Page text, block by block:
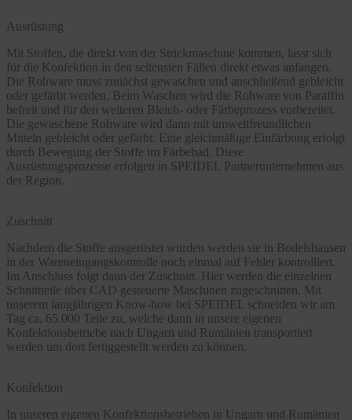
Ausrüstung
Mit Stoffen, die direkt von der Strickmaschine kommen, lässt sich
für die Konfektion in den seltensten Fällen direkt etwas anfangen.
Die Rohware muss zunächst gewaschen und anschließend gebleicht
oder gefärbt werden. Beim Waschen wird die Rohware von Paraffin
befreit und für den weiteren Bleich- oder Färbeprozess vorbereitet.
Die gewaschene Rohware wird dann mit umweltfreundlichen
Mitteln gebleicht oder gefärbt. Eine gleichmäßige Einfärbung erfolgt
durch Bewegung der Stoffe im Färbebad. Diese
Ausrüstungsprozesse erfolgen in SPEIDEL Partnerunternehmen aus
der Region.
Zuschnitt
Nachdem die Stoffe ausgerüstet wurden werden sie in Bodelshausen
in der Wareneingangskontrolle noch einmal auf Fehler kontrolliert.
Im Anschluss folgt dann der Zuschnitt. Hier werden die einzelnen
Schnittteile über CAD gesteuerte Maschinen zugeschnitten. Mit
unserem langjährigen Know-how bei SPEIDEL schneiden wir am
Tag ca. 65.000 Teile zu, welche dann in unsere eigenen
Konfektionsbetriebe nach Ungarn und Rumänien transportiert
werden um dort fertiggestellt werden zu können.
Konfektion
In unseren eigenen Konfektionsbetrieben in Ungarn und Rumänien